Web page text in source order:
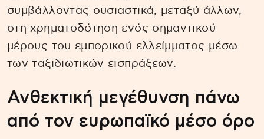
συμβάλλοντας ουσιαστικά, μεταξύ άλλων,
στη χρηματοδότηση ενός σημαντικού
μέρους του εμπορικού ελλείμματος μέσω
των ταξιδιωτικών εισπράξεων.
Ανθεκτική μεγέθυνση πάνω
από τον ευρωπαϊκό μέσο όρο